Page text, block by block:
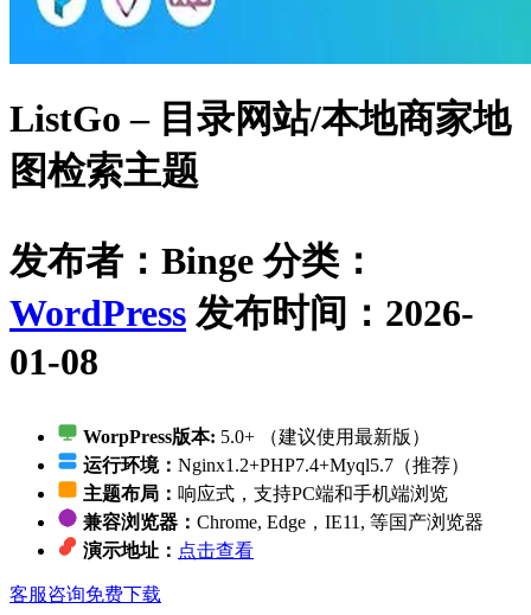
ListGo – 目录网站/本地商家地
图检索主题
发布者：Binge 分类：
WordPress 发布时间：2026-
01-08
WorpPress版本: 5.0+ （建议使用最新版）
运行环境： Nginx1.2+PHP7.4+Myql5.7（推荐）
主题布局： 响应式，支持PC端和手机端浏览
兼容浏览器： Chrome, Edge，IE11, 等国产浏览器
演示地址： 点击查看
客服咨询免费下载